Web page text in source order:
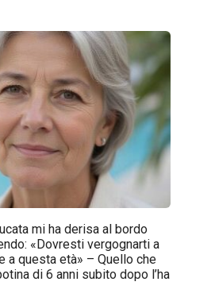
mi ha derisa al bordo
«Dovresti vergognarti a
a questa età» – Quello che
di 6 anni subito dopo l’ha